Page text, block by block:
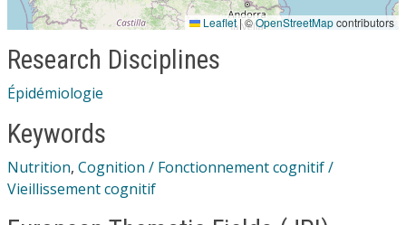
Leaflet |©OpenStreetMapcontributors
Research Disciplines
Épidémiologie
Keywords
Nutrition, Cognition / Fonctionnement cognitif /
Vieillissement cognitif